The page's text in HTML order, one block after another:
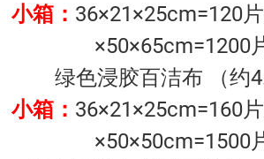
小箱： 36×21×25cm=120
×50×65cm=1200
绿色浸胶百洁布 （约
小箱： 36×21×25cm=160
×50×50cm=1500